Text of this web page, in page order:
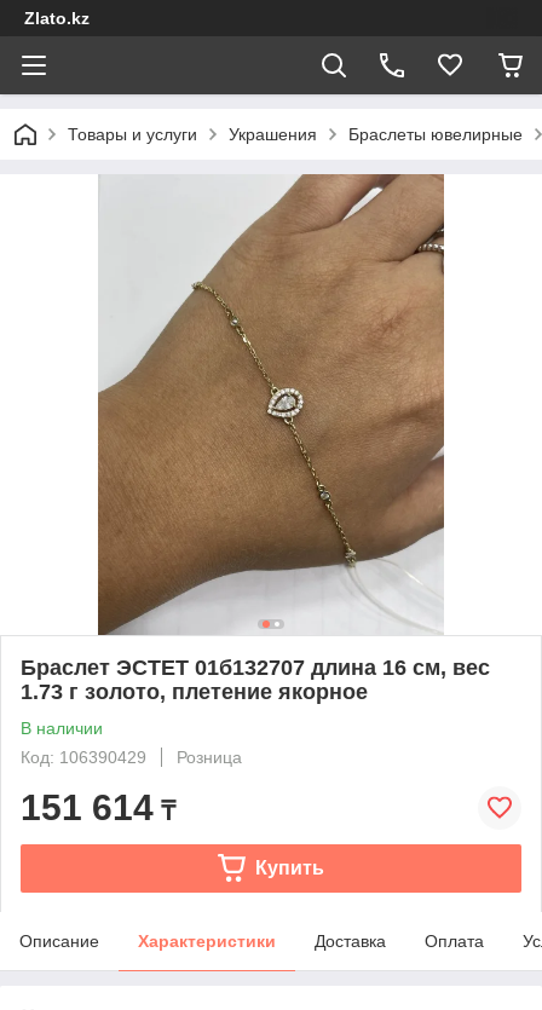
Zlato.kz
Товары и услуги Украшения Браслеты ювелирные
Браслет ЭСТЕТ 01б132707 длина 16 см, вес
1.73 г золото, плетение якорное
В наличии
Код: 106390429
Розница
151 614 ₸
Купить
Описание Характеристики Доставка Оплата